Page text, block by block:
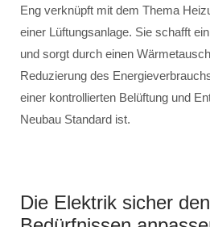
Eng verknüpft mit dem Thema
einer Lüftungsanlage. Sie schafft
und sorgt durch einen
Reduzierung des
einer kontrollierten Belüftung und
Neubau Standard ist.
Die Elektrik sicher